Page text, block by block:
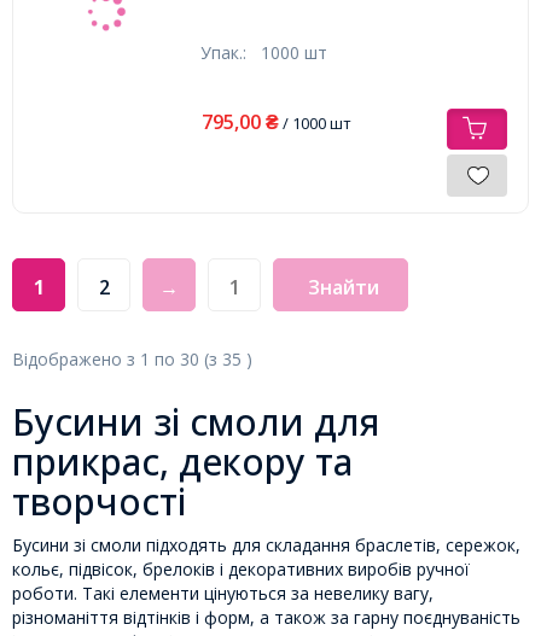
Упак.: 1000 шт
795,00 ₴/ 1000 шт
1 2 → Знайти
Відображено з 1 по 30 (з 35 )
Бусини зі смоли для
прикрас, декору та
творчості
Бусини зі смоли підходять для складання браслетів, сережок,
кольє, підвісок, брелоків і декоративних виробів ручної
роботи. Такі елементи цінуються за невелику вагу,
різноманіття відтінків і форм, а також за гарну поєднуваність